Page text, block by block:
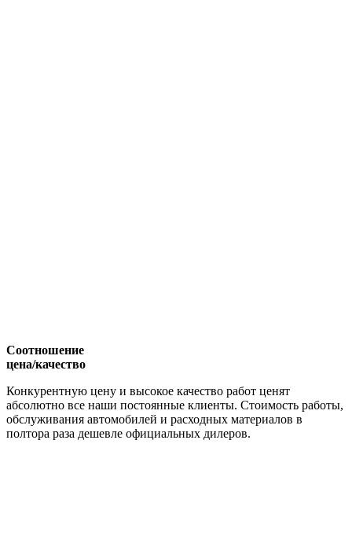
Соотношение
цена/качество
Конкурентную цену и высокое качество работ ценят
абсолютно все наши постоянные клиенты. Стоимость работы,
обслуживания автомобилей и расходных материалов в
полтора раза дешевле официальных дилеров.